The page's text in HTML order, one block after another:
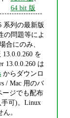
64 bit 版
系列の最新版
の問題等によ
合にのみ、
13.0.0.260 を
13.0.0.260 は
からダウンロ
/ Mac 用のバ
ージでも配布
手可)。Linux
。